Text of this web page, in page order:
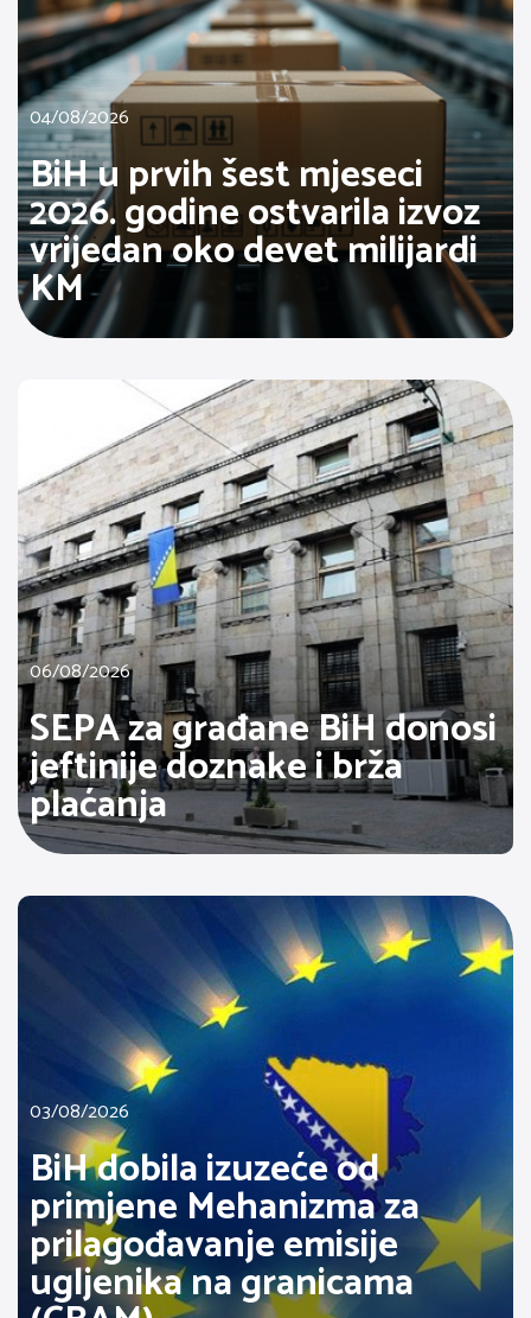
04/08/2026
BiH u prvih šest mjeseci
2026. godine ostvarila izvoz
vrijedan oko devet milijardi
KM
06/08/2026
SEPA za građane BiH donosi
jeftinije doznake i brža
plaćanja
03/08/2026
BiH dobila izuzeće od
primjene Mehanizma za
prilagođavanje emisije
ugljenika na granicama